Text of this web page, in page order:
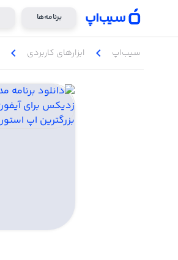
برنامه‌ها
سیب‌اپ chevron_left ابزار‌های کاربردی chevron_left